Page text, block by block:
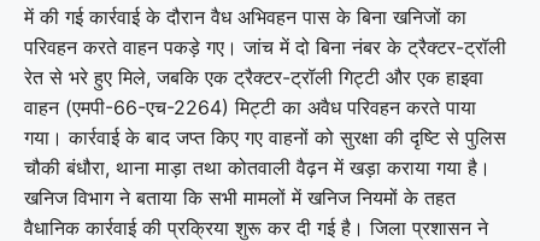
में की गई कार्रवाई के दौरान वैध अभिवहन पास के बिना खनिजों का
परिवहन करते वाहन पकड़े गए। जांच में दो बिना नंबर के ट्रैक्टर-ट्रॉली
रेत से भरे हुए मिले, जबकि एक ट्रैक्टर-ट्रॉली गिट्टी और एक हाइवा
वाहन (एमपी-66-एच-2264) मिट्टी का अवैध परिवहन करते पाया
गया। कार्रवाई के बाद जप्त किए गए वाहनों को सुरक्षा की दृष्टि से पुलिस
चौकी बंधौरा, थाना माड़ा तथा कोतवाली वैढ़न में खड़ा कराया गया है।
खनिज विभाग ने बताया कि सभी मामलों में खनिज नियमों के तहत
वैधानिक कार्रवाई की प्रक्रिया शुरू कर दी गई है। जिला प्रशासन ने